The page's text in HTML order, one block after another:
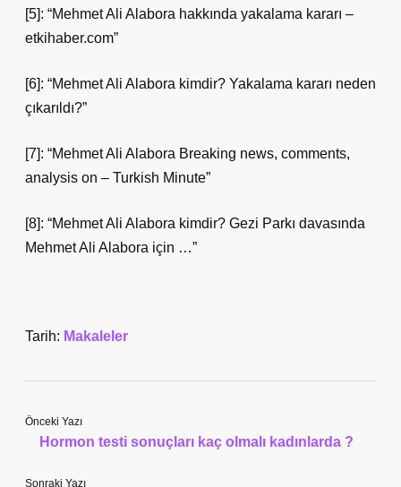
[5]: “Mehmet Ali Alabora hakkında yakalama kararı –
etkihaber.com”
[6]: “Mehmet Ali Alabora kimdir? Yakalama kararı neden
çıkarıldı?”
[7]: “Mehmet Ali Alabora Breaking news, comments,
analysis on – Turkish Minute”
[8]: “Mehmet Ali Alabora kimdir? Gezi Parkı davasında
Mehmet Ali Alabora için …”
Tarih: Makaleler
Önceki Yazı
Hormon testi sonuçları kaç olmalı kadınlarda ?
Sonraki Yazı